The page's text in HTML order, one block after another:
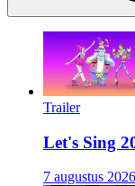
Trailer
Let's Sing
7 augustus 2026